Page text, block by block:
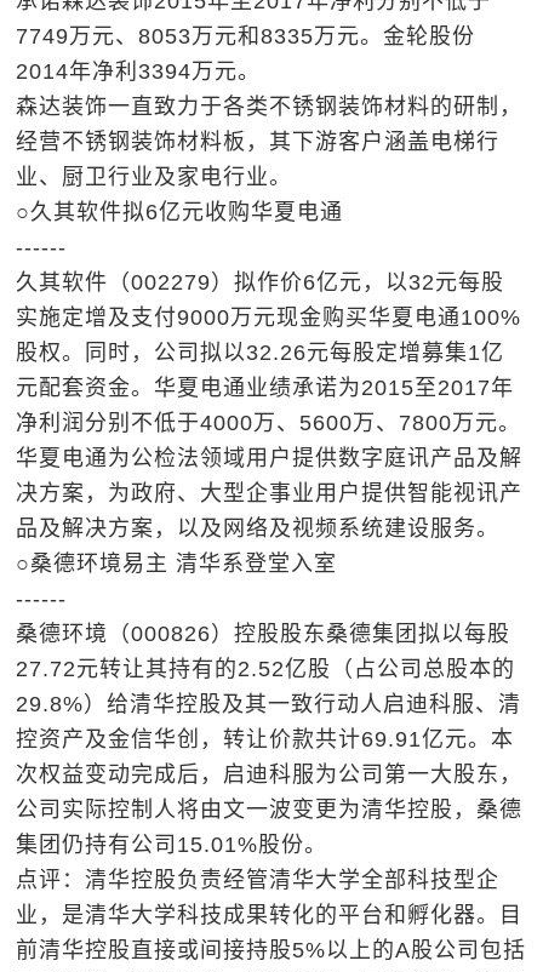
7749万元、8053万元和8335万元。金轮股份
2014年净利3394万元。
森达装饰一直致力于各类不锈钢装饰材料的研制，
经营不锈钢装饰材料板，其下游客户涵盖电梯行
业、厨卫行业及家电行业。
○久其软件拟6亿元收购华夏电通
------
久其软件（002279）拟作价6亿元，以32元每股
实施定增及支付9000万元现金购买华夏电通100%
股权。同时，公司拟以32.26元每股定增募集1亿
元配套资金。华夏电通业绩承诺为2015至2017年
净利润分别不低于4000万、5600万、7800万元。
华夏电通为公检法领域用户提供数字庭讯产品及解
决方案，为政府、大型企事业用户提供智能视讯产
品及解决方案，以及网络及视频系统建设服务。
○桑德环境易主 清华系登堂入室
------
桑德环境（000826）控股股东桑德集团拟以每股
27.72元转让其持有的2.52亿股（占公司总股本的
29.8%）给清华控股及其一致行动人启迪科服、清
控资产及金信华创，转让价款共计69.91亿元。本
次权益变动完成后，启迪科服为公司第一大股东，
公司实际控制人将由文一波变更为清华控股，桑德
集团仍持有公司15.01%股份。
点评：清华控股负责经管清华大学全部科技型企
业，是清华大学科技成果转化的平台和孵化器。目
前清华控股直接或间接持股5%以上的A股公司包括